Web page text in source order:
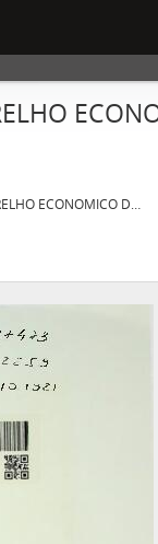
UM NOVO APPARELHO ECONOMICO DE NAPHTA PARA MOTORES DO EXPLOSÃO